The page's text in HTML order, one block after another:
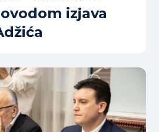
izjava